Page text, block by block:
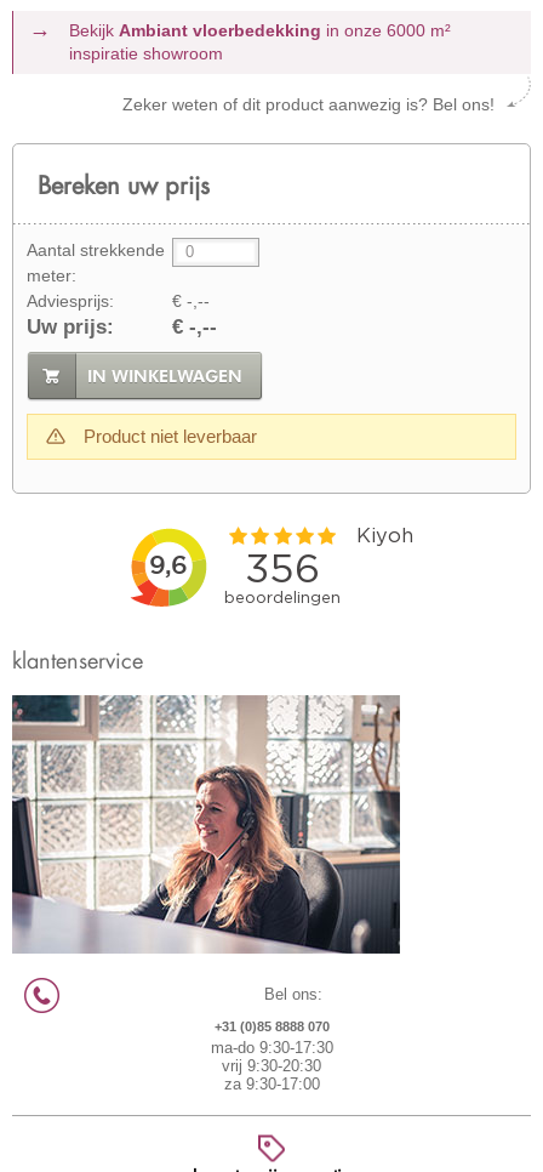
Bekijk Ambiant vloerbedekking in onze 6000 m²
inspiratie showroom
Zeker weten of dit product aanwezig is? Bel ons!
Bereken uw prijs
Aantal strekkende
meter:
Adviesprijs:
€ -,--
Uw prijs: € -,--
IN WINKELWAGEN
Product niet leverbaar
klantenservice
Bel ons:
+31 (0)85 8888 070
ma-do 9:30-17:30
vrij 9:30-20:30
za 9:30-17:00